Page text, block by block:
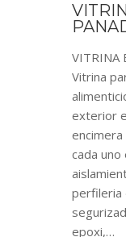
VITRINA
Vitrina
exterior
cada
perfileria
epoxi,…